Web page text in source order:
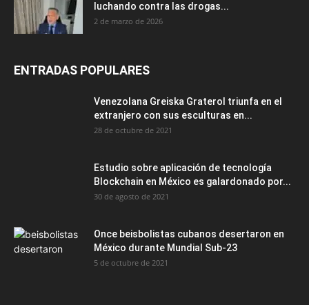
luchando contra las drogas...
2 de marzo de 2026
ENTRADAS POPULARES
Venezolana Greiska Graterol triunfa en el
extranjero con sus esculturas en...
28 de octubre de 2021
Estudio sobre aplicación de tecnología
Blockchain en México es galardonado por...
30 de agosto de 2021
Once beisbolistas cubanos desertaron en
México durante Mundial Sub-23
5 de octubre de 2021